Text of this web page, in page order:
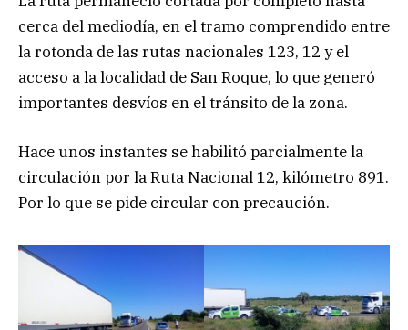
cerca del mediodía, en el tramo comprendido entre
la rotonda de las rutas nacionales 123, 12 y el
acceso a la localidad de San Roque, lo que generó
importantes desvíos en el tránsito de la zona.
Hace unos instantes se habilitó parcialmente la
circulación por la Ruta Nacional 12, kilómetro 891.
Por lo que se pide circular con precaución.